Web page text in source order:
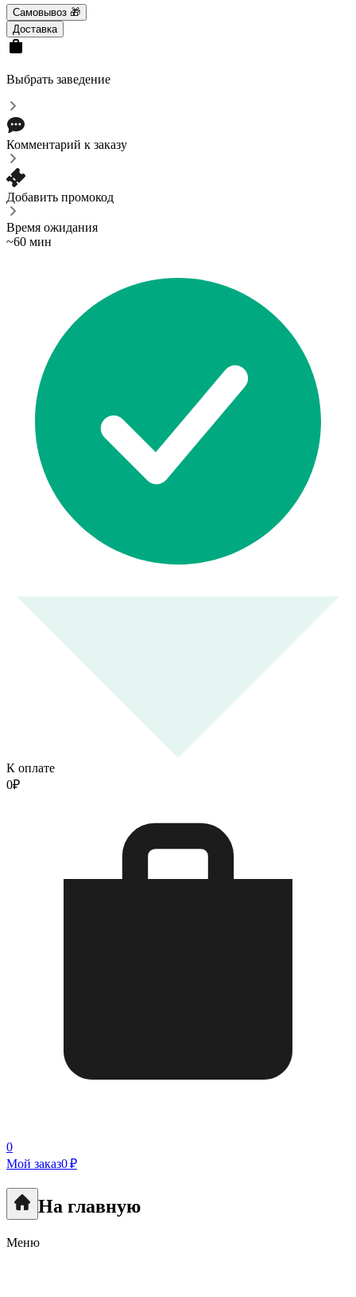
Самовывоз 🎁
Доставка
Выбрать заведение
Комментарий к заказу
Добавить промокод
Время ожидания
~60 мин
К оплате
0₽
0
Мой заказ0 ₽
На главную
Меню